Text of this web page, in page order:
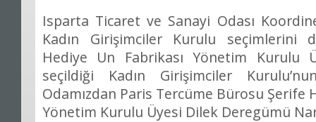
Isparta Ticaret ve Sanayi Odası
Kadın Girişimciler Kurulu seçimlerini
Hediye Un Fabrikası Yönetim Kurulu
seçildiği Kadın Girişimciler
Odamızdan Paris Tercüme Bürosu Şerife
Yönetim Kurulu Üyesi Dilek Deregümü